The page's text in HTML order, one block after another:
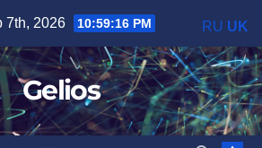
7th, 2026 10:59:17 PM
Gelios
RU UK